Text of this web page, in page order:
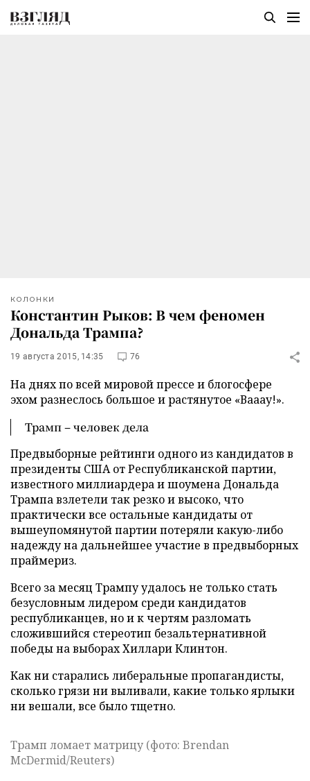
КОЛОНКИ
Константин Рыков: В чем феномен
Дональда Трампа?
19 августа 2015, 14:35 76
На днях по всей мировой прессе и блогосфере
эхом разнеслось большое и растянутое «Вааау!».
Трамп – человек дела
Предвыборные рейтинги одного из кандидатов в
президенты США от Республиканской партии,
известного миллиардера и шоумена Дональда
Трампа взлетели так резко и высоко, что
практически все остальные кандидаты от
вышеупомянутой партии потеряли какую-либо
надежду на дальнейшее участие в предвыборных
праймериз.
Всего за месяц Трампу удалось не только стать
безусловным лидером среди кандидатов
республиканцев, но и к чертям разломать
сложившийся стереотип безальтернативной
победы на выборах Хиллари Клинтон.
Как ни старались либеральные пропагандисты,
сколько грязи ни выливали, какие только ярлыки
ни вешали, все было тщетно.
Трамп ломает матрицу (фото: Brendan
McDermid/Reuters)